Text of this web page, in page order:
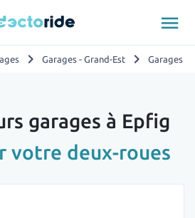
menu
chevron_right Garages - Grand-Est chevron_right Garages -
garages à Epfig
votre deux-roues